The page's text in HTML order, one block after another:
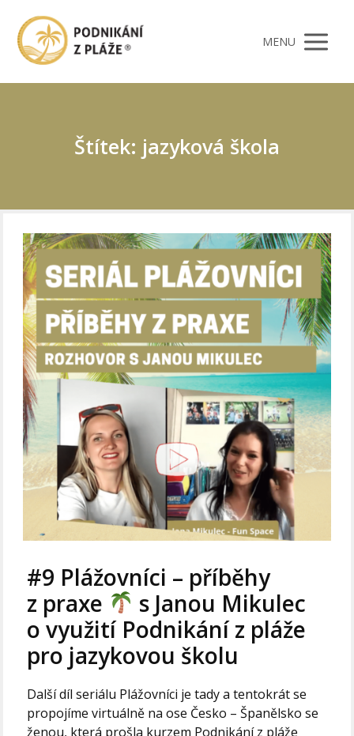
MENU
Štítek: jazyková škola
#9 Plážovníci – příběhy
z praxe
s Janou Mikulec
o využití Podnikání z pláže
pro jazykovou školu
Další díl seriálu Plážovníci je tady a tentokrát se
propojíme virtuálně na ose Česko – Španělsko se
ženou, která prošla kurzem Podnikání z pláže